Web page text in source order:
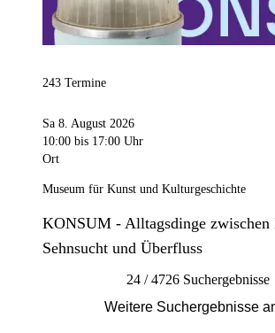
243 Termine
Sa 8. August 2026
10:00 bis 17:00 Uhr
Ort
Museum für Kunst und Kulturgeschichte
KONSUM - Alltagsdinge zwischen
Sehnsucht und Überfluss
24 / 4726 Suchergebnisse
Weitere Suchergebnisse